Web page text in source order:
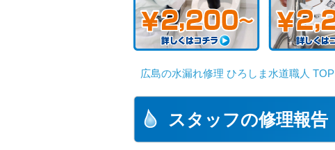
広島の水漏れ修理 ひろしま水道職人 TOP
スタッフの修理報告